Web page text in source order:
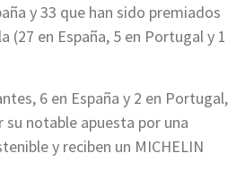
y 33 que han sido premiados
(27 en España, 5 en Portugal y 1
6 en España y 2 en Portugal,
notable apuesta por una
y reciben un MICHELIN